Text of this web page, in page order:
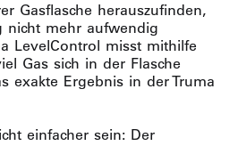
Gasflasche herauszufinden,
nicht mehr aufwendig
LevelControl misst mithilfe
Gas sich in der Flasche
exakte Ergebnis in der Truma
einfacher sein: Der